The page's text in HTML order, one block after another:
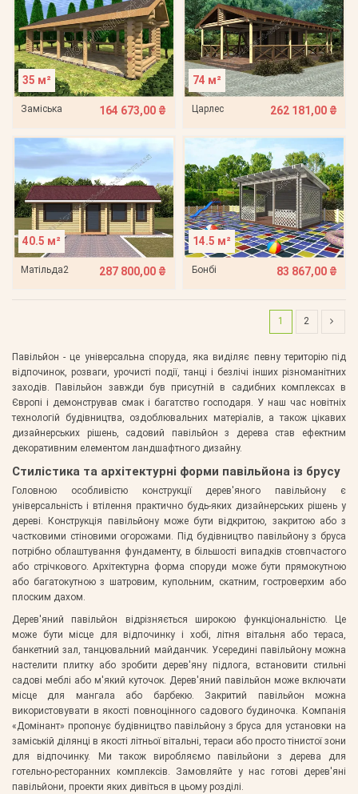
35 м²
Заміська 164 673,00 ₴
74 м²
Царлес 262 181,00 ₴
40.5 м²
Матільда2 287 800,00 ₴
14.5 м²
Бонбі 83 867,00 ₴
1 2
Павільйон - це універсальна споруда, яка виділяє певну територію під
відпочинок, розваги, урочисті події, танці і безлічі інших різноманітних
заходів. Павільйон завжди був присутній в садибних комплексах в
Європі і демонстрував смак і багатство господаря. У наш час новітніх
технологій будівництва, оздоблювальних матеріалів, а також цікавих
дизайнерських рішень, садовий павільйон з дерева став ефектним
декоративним елементом ландшафтного дизайну.
Стилістика та архітектурні форми павільйона із брусу
Головною особливістю конструкції дерев'яного павільйону є
універсальність і втілення практично будь-яких дизайнерських рішень у
дереві. Конструкція павільйону може бути відкритою, закритою або з
частковими стіновими огорожами. Під будівництво павільйону з бруса
потрібно облаштування фундаменту, в більшості випадків стовпчастого
або стрічкового. Архітектурна форма споруди може бути прямокутною
або багатокутною з шатровим, купольним, скатним, гостроверхим або
плоским дахом.
Дерев'яний павільйон відрізняється широкою функціональністю. Це
може бути місце для відпочинку і хобі, літня вітальня або тераса,
банкетний зал, танцювальний майданчик. Усередині павільйону можна
настелити плитку або зробити дерев'яну підлога, встановити стильні
садові меблі або м'який куточок. Дерев'яний павільйон може включати
місце для мангала або барбекю. Закритий павільйон можна
використовувати в якості повноцінного садового будиночка. Компанія
«Домінант» пропонує будівництво павільйону з бруса для установки на
заміській ділянці в якості літньої вітальні, тераси або просто тінистої зони
для відпочинку. Ми також виробляємо павільйони з дерева для
готельно-ресторанних комплексів. Замовляйте у нас готові дерев'яні
павільйони, проекти яких дивіться в цьому розділі.